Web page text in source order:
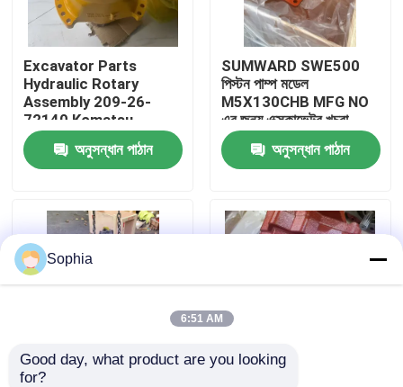
আমাদের সম্বন্ধে
কারখানা পরিদর্শন
গুণমান নিয়ন্ত্রণ
আমাদের সাথে যোগাযোগ
খবর
এক্সক্যাভেটর রিপেয়ার
Excavator Parts
Hydraulic Rotary
Assembly 209-26-
72140 Komatsu
PC700/Pc750/PC800-
8 এর জন্য যান্ত্রিক যন্ত্রাংশ
অনুসন্ধান পাঠান
SUMWARD SWE500
পিস্টন পাম্প মডেল
M5X130CHB MFG NO
এর জন্য এক্সকাভেটর খুচরা
যন্ত্রাংশ সুইং মোটর।
01FA2045অনুসন্ধান পাঠান
খননকারী হাইড্রোলিক পাম্প
Sophia
6:51 AM
Good day, what product are you looking
for?